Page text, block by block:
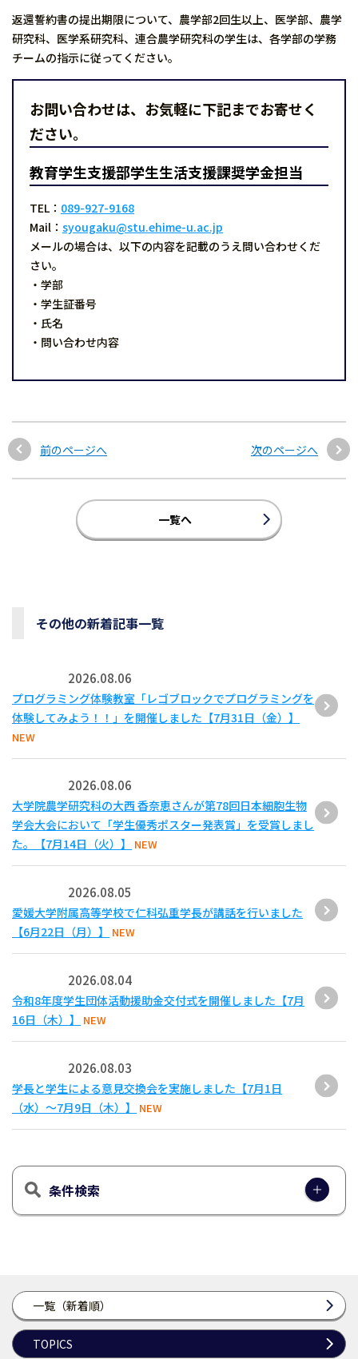
一覧（新着順）
TOPICS
返還誓約書の提出期限について、農学部2回生以上、医学部、農学
研究科、医学系研究科、連合農学研究科の学生は、各学部の学務
チームの指示に従ってください。
お問い合わせは、お気軽に下記までお寄せく
ださい。
教育学生支援部学生生活支援課奨学金担当
TEL： 089-927-9168
Mail： syougaku@stu.ehime-u.ac.jp
メールの場合は、以下の内容を記載のうえ問い合わせくだ
さい。
・学部
・学生証番号
・氏名
・問い合わせ内容
前のページへ 次のページへ
一覧へ
その他の新着記事一覧
2026.08.06
プログラミング体験教室「レゴブロックでプログラミングを
体験してみよう！！」を開催しました【7月31日（金）】
NEW
2026.08.06
大学院農学研究科の大西 香奈恵さんが第78回日本細胞生物
学会大会において「学生優秀ポスター発表賞」を受賞しまし
た。【7月14日（火）】
NEW
2026.08.05
愛媛大学附属高等学校で仁科弘重学長が講話を行いました
【6月22日（月）】
NEW
2026.08.04
令和8年度学生団体活動援助金交付式を開催しました【7月
16日（木）】
NEW
2026.08.03
学長と学生による意見交換会を実施しました【7月1日
（水）～7月9日（木）】
NEW
条件検索